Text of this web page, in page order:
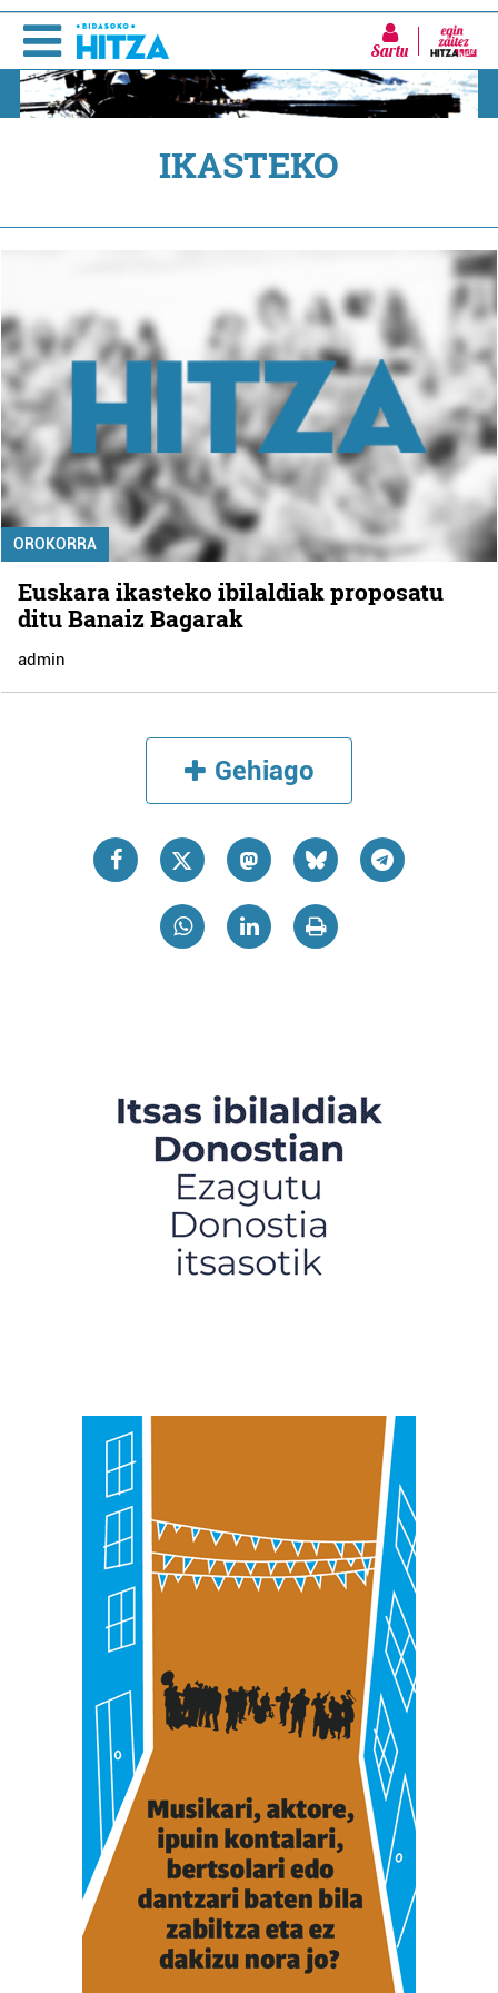
Sartu
IKASTEKO
OROKORRA
Euskara ikasteko ibilaldiak proposatu
ditu Banaiz Bagarak
admin
Gehiago